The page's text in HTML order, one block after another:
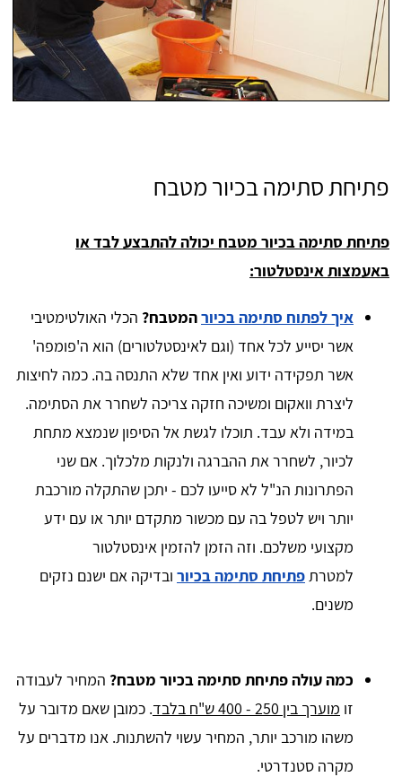
פתיחת סתימה בכיור מטבח
פתיחת סתימה בכיור מטבח יכולה להתבצע לבד או
באעמצות אינסטלטור:
איך לפתוח סתימה בכיורהמטבח? הכלי האולטימטיבי
אשר יסייע לכל אחד (וגם לאינסטלטורים) הוא ה'פומפה'
אשר תפקידה ידוע ואין אחד שלא התנסה בה. כמה לחיצות
ליצרת וואקום ומשיכה חזקה צריכה לשחרר את הסתימה.
במידה ולא עבד. תוכלו לגשת אל הסיפון שנמצא מתחת
לכיור, לשחרר את ההברגה ולנקות מלכלוך. אם שני
הפתרונות הנ"ל לא סייעו לכם - יתכן שהתקלה מורכבת
יותר ויש לטפל בה עם מכשור מתקדם יותר או עם ידע
מקצועי משלכם. וזה הזמן להזמין אינסטלטור
למטרתפתיחת סתימה בכיור ובדיקה אם ישנם נזקים
משנים.
כמה עולה פתיחת סתימה בכיור מטבח? המחיר לעבודה
זו מוערך בין 250 - 400 ש"ח בלבד
. כמובן שאם מדובר על
משהו מורכב יותר, המחיר עשוי להשתנות. אנו מדברים על
מקרה סטנדרטי.